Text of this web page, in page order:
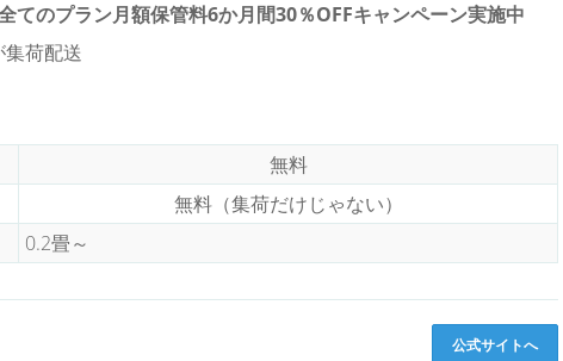
てのプラン月額保管料6か月間30％OFFキャンペーン実施中
荷配送
無料
無料（集荷だけじゃない）
0.2畳～
公式サイトへ